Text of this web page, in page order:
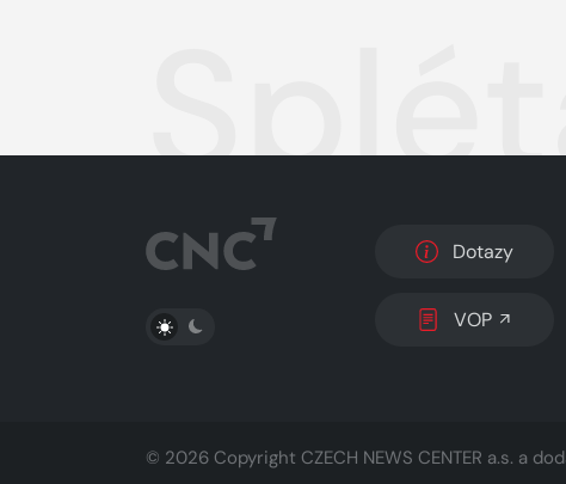
PŘEPNOUT SVĚTLÝ/TMAVÝ REŽIM
Dotazy
VOP
© 2026 Copyright CZECH NEWS CENTER a.s. a